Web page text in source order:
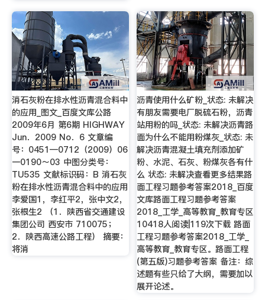
消石灰粉在排水性沥青混合料中
的应用_图文_百度文库公路
2009年6月 第6期 HIGHWAY
Jun．2009 No．6 文章编
号：0451—0712（2009）06
一0190～03 中图分类号：
TU535 文献标识码：B 消石灰
粉在排水性沥青混合料中的应用
李爱国1，李红平2，张中文2，
张根生2 （1．陕西省交通建设
集团公司 西安市 710075；
2．陕西高速公路工程） 摘要：
将消
沥青使用什么矿粉_状态: 未解决
有朋友需要电厂脱硫石粉，沥青
站用粉的吗_状态: 未解决沥青路
面为什么不能用粉煤灰_状态: 未
解决沥青混凝土填充剂添加矿
粉、水泥、石灰、粉煤灰各有什
么 状态: 未解决查看更多结果路
面工程习题参考答案2018_百度
文库路面工程习题参考答案
2018_工学_高等教育_教育专区
10418人阅读|119次下载 路面
工程习题参考答案2018_工学_
高等教育_教育专区。路面工程
(第五版)习题参考答案 备注：综
述题有些只给了大纲，需要加以
展开论述。